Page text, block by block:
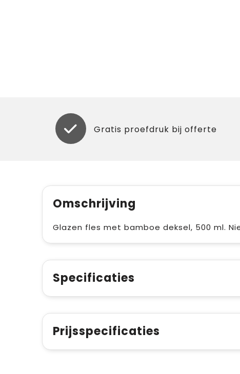
Gratis proefdruk bij offerte
Omschrijving
Glazen fles met bamboe deksel, 500 ml.
Specificaties
Prijsspecificaties